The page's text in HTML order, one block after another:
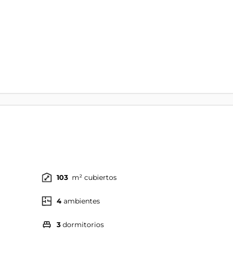
103 m² cubiertos
4 ambientes
3 dormitorios